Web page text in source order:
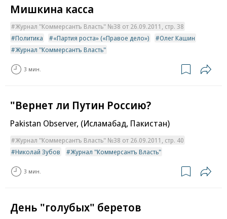
Мишкина касса
Журнал "Коммерсантъ Власть" №38 от 26.09.2011, стр. 38
Политика
«Партия роста» («Правое дело»)
Олег Кашин
Журнал "Коммерсантъ Власть"
3 мин.
"Вернет ли Путин Россию?
Pakistan Observer, (Исламабад, Пакистан)
Журнал "Коммерсантъ Власть" №38 от 26.09.2011, стр. 40
Николай Зубов
Журнал "Коммерсантъ Власть"
3 мин.
День "голубых" беретов